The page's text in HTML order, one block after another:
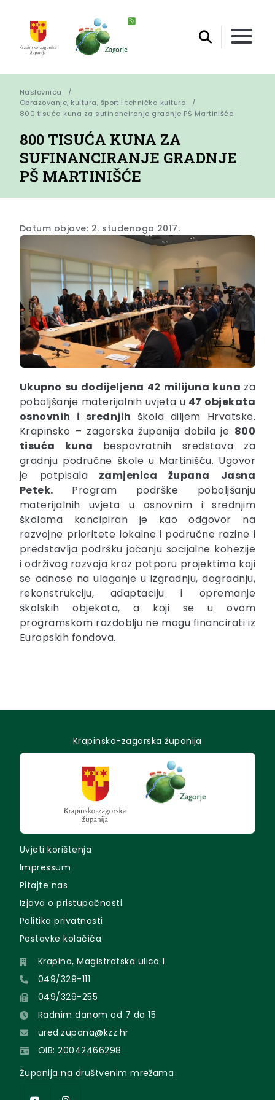
Naslovnica
Obrazovanje, kultura, šport i tehnička kultura
800 tisuća kuna za sufinanciranje gradnje PŠ Martinišće
800 TISUĆA KUNA ZA
SUFINANCIRANJE GRADNJE
PŠ MARTINIŠĆE
Datum objave: 2. studenoga 2017.
Ukupno su dodijeljena 42 milijuna kuna za
poboljšanje materijalnih uvjeta u 47 objekata
osnovnih i srednjih škola diljem Hrvatske.
Krapinsko – zagorska županija dobila je 800
tisuća kuna bespovratnih sredstava za
gradnju područne škole u Martinišću. Ugovor
je potpisala zamjenica župana Jasna
Petek.
Program podrške poboljšanju
materijalnih uvjeta u osnovnim i srednjim
školama koncipiran je kao odgovor na
razvojne prioritete lokalne i područne razine i
predstavlja podršku jačanju socijalne kohezije
i održivog razvoja kroz potporu projektima koji
se odnose na ulaganje u izgradnju, dogradnju,
rekonstrukciju, adaptaciju i opremanje
školskih objekata, a koji se u ovom
programskom razdoblju ne mogu financirati iz
Europskih fondova.
Krapinsko-zagorska županija
Uvjeti korištenja
Impressum
Pitajte nas
Izjava o pristupačnosti
Politika privatnosti
Postavke kolačića
Krapina, Magistratska ulica 1
049/329-111
049/329-255
Radnim danom od 7 do 15
ured.zupana@kzz.hr
OIB: 20042466298
Županija na društvenim mrežama